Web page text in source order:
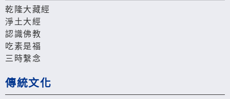
乾隆大藏經
淨土大經
認識佛教
吃素是福
三時繫念
傳統文化